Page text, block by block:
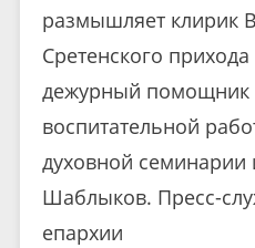
размышляет клирик
Сретенского
дежурный помощник
воспитательной
духовной семинарии
Шаблыков. Пресс-
епархии